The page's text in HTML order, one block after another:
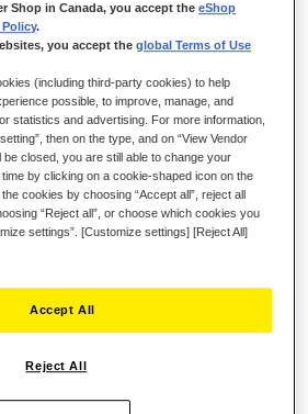
Shop in Canada, you accept theeShop
Policy.
you accept theglobal Terms of Use
(including third-party cookies) to help
possible, to improve, manage, and
statistics and advertising. For more information,
then on the type, and on “View Vendor
be closed, you are still able to change your
by clicking on a cookie-shaped icon on the
cookies by choosing “Accept all”, reject all
“Reject all”, or choose which cookies you
settings”. [Customize settings] [Reject All]
Reject All
Accept All